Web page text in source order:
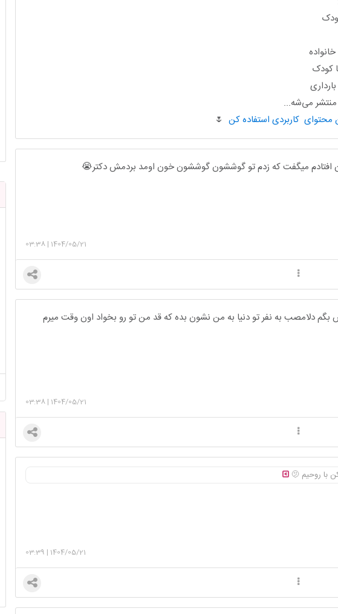
کودک
می‌شه...
🌷
افتادم میگفت که زدم تو گوششون گوششون خون اومد بردمش دکتر😭
1404/05/21
|
03:38
بگم دلامصب به نفر تو دنیا به من نشون بده که قد من تو رو بخواد اون وقت میرم
1404/05/21
|
03:38
روحیم 🫤
1404/05/21
|
03:39